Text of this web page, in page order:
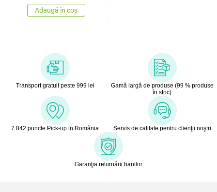
Adaugă în coș
Transport gratuit peste 999 lei
Gamă largă de produse (99 % produse
în stoc)
7 842 puncte Pick-up in România Servis de calitate pentru clienţii noştri
Garanţia returnării banilor